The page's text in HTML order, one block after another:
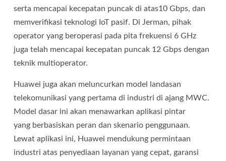
serta mencapai kecepatan puncak di atas10 Gbps, dan
memverifikasi teknologi IoT pasif. Di Jerman, pihak
operator yang beroperasi pada pita frekuensi 6 GHz
juga telah mencapai kecepatan puncak 12 Gbps dengan
teknik multioperator.
Huawei juga akan meluncurkan model landasan
telekomunikasi yang pertama di industri di ajang MWC.
Model dasar ini akan menawarkan aplikasi pintar
yang berbasiskan peran dan skenario penggunaan.
Lewat aplikasi ini, Huawei mendukung permintaan
industri atas penyediaan layanan yang cepat, garansi